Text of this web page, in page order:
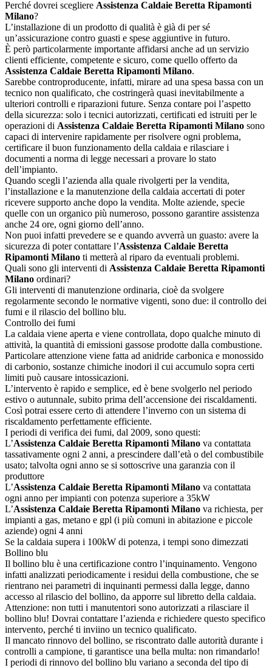
Perché dovrei scegliere Assistenza Caldaie Beretta Ripamonti
Milano?
L’installazione di un prodotto di qualità è già di per sé
un’assicurazione contro guasti e spese aggiuntive in futuro.
È però particolarmente importante affidarsi anche ad un servizio
clienti efficiente, competente e sicuro, come quello offerto da
Assistenza Caldaie Beretta Ripamonti Milano.
Sarebbe controproducente, infatti, mirare ad una spesa bassa con un
tecnico non qualificato, che costringerà quasi inevitabilmente a
ulteriori controlli e riparazioni future. Senza contare poi l’aspetto
della sicurezza: solo i tecnici autorizzati, certificati ed istruiti per le
operazioni di Assistenza Caldaie Beretta Ripamonti Milano sono
capaci di intervenire rapidamente per risolvere ogni problema,
certificare il buon funzionamento della caldaia e rilasciare i
documenti a norma di legge necessari a provare lo stato
dell’impianto.
Quando scegli l’azienda alla quale rivolgerti per la vendita,
l’installazione e la manutenzione della caldaia accertati di poter
ricevere supporto anche dopo la vendita. Molte aziende, specie
quelle con un organico più numeroso, possono garantire assistenza
anche 24 ore, ogni giorno dell’anno.
Non puoi infatti prevedere se e quando avverrà un guasto: avere la
sicurezza di poter contattare l’Assistenza Caldaie Beretta
Ripamonti Milano ti metterà al riparo da eventuali problemi.
Quali sono gli interventi di Assistenza Caldaie Beretta Ripamonti
Milano ordinari?
Gli interventi di manutenzione ordinaria, cioè da svolgere
regolarmente secondo le normative vigenti, sono due: il controllo dei
fumi e il rilascio del bollino blu.
Controllo dei fumi
La caldaia viene aperta e viene controllata, dopo qualche minuto di
attività, la quantità di emissioni gassose prodotte dalla combustione.
Particolare attenzione viene fatta ad anidride carbonica e monossido
di carbonio, sostanze chimiche inodori il cui accumulo sopra certi
limiti può causare intossicazioni.
L’intervento è rapido e semplice, ed è bene svolgerlo nel periodo
estivo o autunnale, subito prima dell’accensione dei riscaldamenti.
Così potrai essere certo di attendere l’inverno con un sistema di
riscaldamento perfettamente efficiente.
I periodi di verifica dei fumi, dal 2009, sono questi:
L’Assistenza Caldaie Beretta Ripamonti Milano va contattata
tassativamente ogni 2 anni, a prescindere dall’età o del combustibile
usato; talvolta ogni anno se si sottoscrive una garanzia con il
produttore
L’Assistenza Caldaie Beretta Ripamonti Milano va contattata
ogni anno per impianti con potenza superiore a 35kW
L’Assistenza Caldaie Beretta Ripamonti Milano va richiesta, per
impianti a gas, metano e gpl (i più comuni in abitazione e piccole
aziende) ogni 4 anni
Se la caldaia supera i 100kW di potenza, i tempi sono dimezzati
Bollino blu
Il bollino blu è una certificazione contro l’inquinamento. Vengono
infatti analizzati periodicamente i residui della combustione, che se
rientrano nei parametri di inquinanti permessi dalla legge, danno
accesso al rilascio del bollino, da apporre sul libretto della caldaia.
Attenzione: non tutti i manutentori sono autorizzati a rilasciare il
bollino blu! Dovrai contattare l’azienda e richiedere questo specifico
intervento, perché ti inviino un tecnico qualificato.
Il mancato rinnovo del bollino, se riscontrato dalle autorità durante i
controlli a campione, ti garantisce una bella multa: non rimandarlo!
I periodi di rinnovo del bollino blu variano a seconda del tipo di